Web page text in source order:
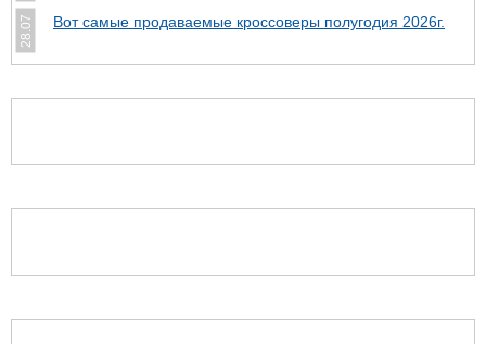
28.07 Вот самые продаваемые кроссоверы полугодия 2026г.